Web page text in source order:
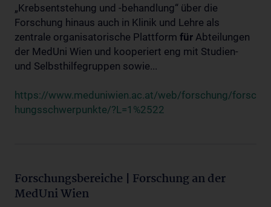
„Krebsentstehung und -behandlung“ über die
Forschung hinaus auch in Klinik und Lehre als
zentrale organisatorische Plattform für Abteilungen
der MedUni Wien und kooperiert eng mit Studien-
und Selbsthilfegruppen sowie...
https://www.meduniwien.ac.at/web/forschung/forsc
hungsschwerpunkte/?L=1%2522
Forschungsbereiche | Forschung an der
MedUni Wien